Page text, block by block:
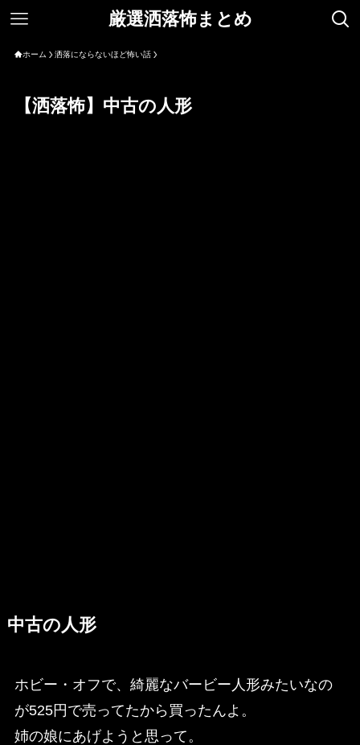
厳選洒落怖まとめ
ホーム 洒落にならないほど怖い話
【洒落怖】中古の人形
中古の人形
ホビー・オフで、綺麗なバービー人形みたいなの
が525円で売ってたから買ったんよ。
姉の娘にあげようと思って。